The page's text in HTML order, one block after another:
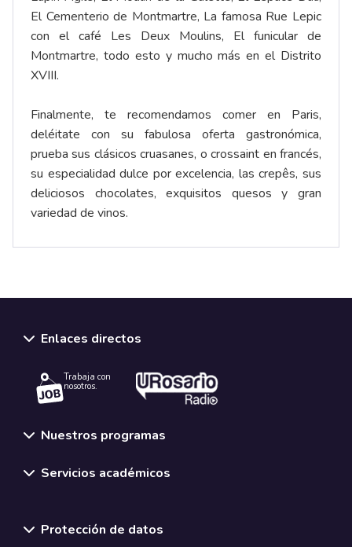
El Cementerio de Montmartre, La famosa Rue Lepic
con el café Les Deux Moulins, El funicular de
Montmartre, todo esto y mucho más en el Distrito
XVIII.
Finalmente, te recomendamos comer en Paris,
deléitate con su fabulosa oferta gastronómica,
prueba sus clásicos cruasanes, o crossaint en francés,
su especialidad dulce por excelencia, las crepês, sus
deliciosos chocolates, exquisitos quesos y gran
variedad de vinos.
Enlaces directos
Trabaja con
nosotros.
Nuestros programas
Servicios académicos
Protección de datos